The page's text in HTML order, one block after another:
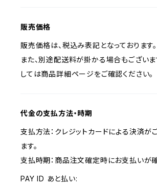
販売価格
販売価格は、税込み表記となっております。
また、別途配送料が掛かる場合もございま
しては商品詳細ページをご確認ください。
代金の支払方法・時期
支払方法：クレジットカードによる決済が
ます。
支払時期：商品注文確定時にお支払いが確
PAY ID あと払い: